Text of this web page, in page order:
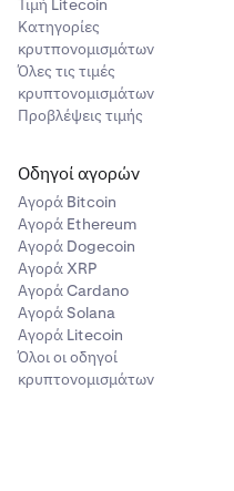
Τιμή Litecoin
Κατηγορίες
κρυτπονομισμάτων
Όλες τις τιμές
κρυπτονομισμάτων
Προβλέψεις τιμής
Οδηγοί αγορών
Αγορά Bitcoin
Αγορά Ethereum
Αγορά Dogecoin
Αγορά XRP
Αγορά Cardano
Αγορά Solana
Αγορά Litecoin
Όλοι οι οδηγοί
κρυπτονομισμάτων